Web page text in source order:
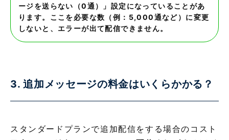
ージを送らない（0通）」設定になっていることがあ
ります。ここを必要な数（例：5,000通など）に変更
しないと、エラーが出て配信できません。
3. 追加メッセージの料金はいくらかかる？
スタンダードプランで追加配信をする場合のコスト